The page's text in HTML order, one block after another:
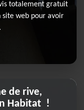
totalement gratuit
site web pour avoir
de rive,
Habitat !